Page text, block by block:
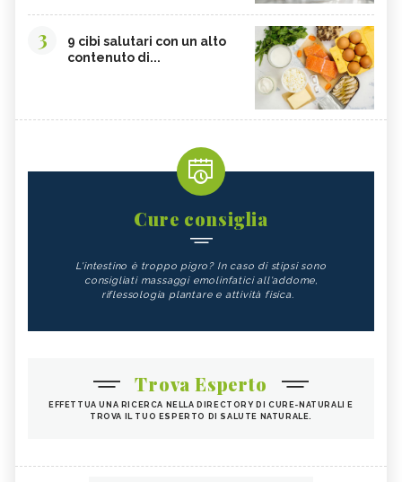
3
9 cibi salutari con un alto
contenuto di...
Cure consiglia
L'intestino è troppo pigro? In caso di stipsi sono
consigliati massaggi emolinfatici all'addome,
riflessologia plantare e attività fisica.
Trova Esperto
EFFETTUA UNA RICERCA NELLA DIRECTORY DI CURE-NATURALI E
TROVA IL TUO ESPERTO DI SALUTE NATURALE.